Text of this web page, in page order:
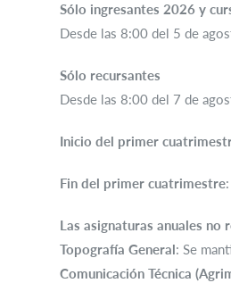
Sólo ingresantes 2026 y
Desde las 8:00 del 5 de
Sólo recursantes
Desde las 8:00 del 7 de
Inicio del primer
Fin del primer cuatrimestre
Las asignaturas anuales no
Topografía General: Se
Comunicación Técnica